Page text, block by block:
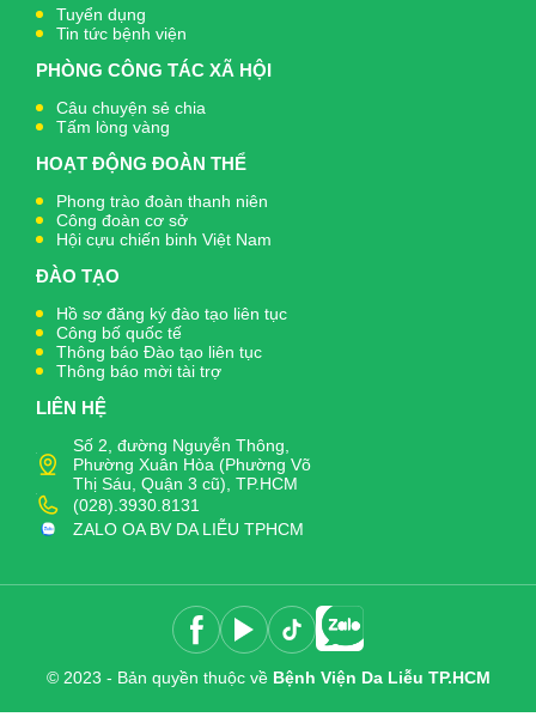
Tuyển dụng
Tin tức bệnh viện
PHÒNG CÔNG TÁC XÃ HỘI
Câu chuyện sẻ chia
Tấm lòng vàng
HOẠT ĐỘNG ĐOÀN THỂ
Phong trào đoàn thanh niên
Công đoàn cơ sở
Hội cựu chiến binh Việt Nam
ĐÀO TẠO
Hồ sơ đăng ký đào tạo liên tục
Công bố quốc tế
Thông báo Đào tạo liên tục
Thông báo mời tài trợ
LIÊN HỆ
Số 2, đường Nguyễn Thông,
Phường Xuân Hòa (Phường Võ
Thị Sáu, Quận 3 cũ), TP.HCM
(028).3930.8131
ZALO OA BV DA LIỄU TPHCM
© 2023 - Bản quyền thuộc về Bệnh Viện Da Liễu TP.HCM